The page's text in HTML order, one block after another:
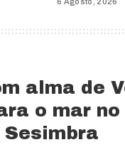
alma de
o mar no
Sesimbra